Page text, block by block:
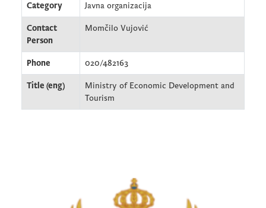
Category Javna organizacija
Contact
Person
Momčilo Vujović
Phone 020/482163
Title (eng)
Ministry of Economic Development and
Tourism